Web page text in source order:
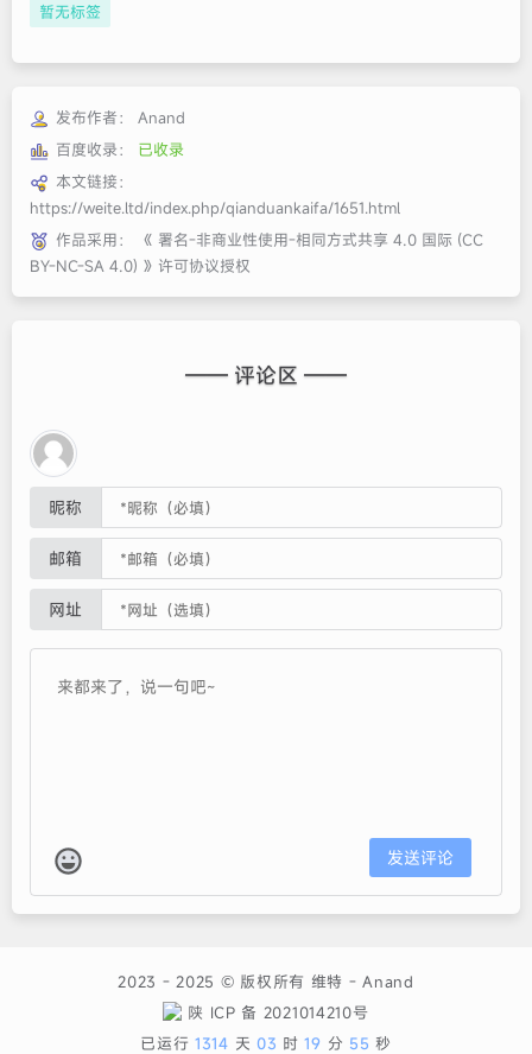
暂无标签
发布作者：
Anand
百度收录：
已收录
本文链接：
https://weite.ltd/index.php/qianduankaifa/1651.html
作品采用：
《 署名-非商业性使用-相同方式共享 4.0 国际 (CC
BY-NC-SA 4.0) 》许可协议授权
—— 评论区 ——
昵称
邮箱
网址
发送评论
2023 - 2025 © 版权所有 维特 -Anand
陕 ICP 备 2021014210号
已运行1314 天 03 时19 分 56 秒